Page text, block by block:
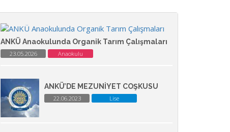
ANKÜ Anaokulunda Organik Tarım Çalışmaları
23.05.2026 Anaokulu
ANKÜ’DE MEZUNİYET COŞKUSU
22.06.2023 Lise